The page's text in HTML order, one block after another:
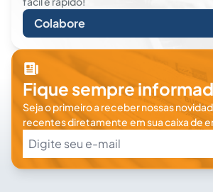
Colabore
Fique sempre
Seja o primeiro a receber nossas
recentes diretamente em sua caixa de